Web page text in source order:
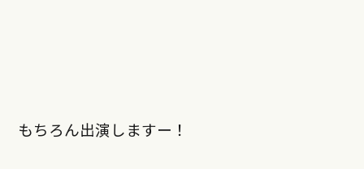
もちろん出演しますー！